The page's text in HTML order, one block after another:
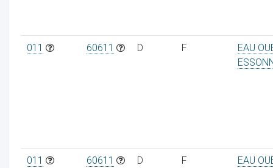
011 60611 D F
EAU
011 60611 D F
EAU